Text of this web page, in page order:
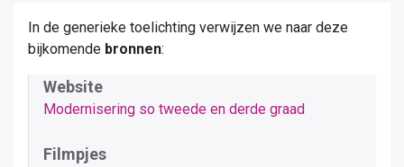
In de generieke toelichting verwijzen we naar deze
bijkomende bronnen:
Website
Modernisering so tweede en derde graad
Filmpjes